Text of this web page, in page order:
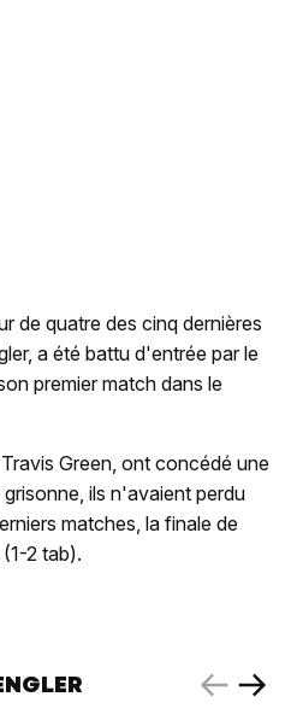
de quatre des cinq dernières
a été battu d'entrée par le
premier match dans le
Green, ont concédé une
ils n'avaient perdu
matches, la finale de
2 tab).